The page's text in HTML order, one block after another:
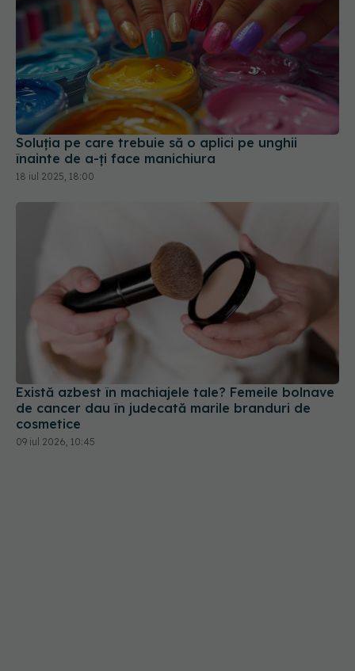
Soluția pe care trebuie să o aplici pe unghii
înainte de a-ți face manichiura
18 iul 2025, 18:00
Există azbest în machiajele tale? Femeile bolnave
de cancer dau în judecată marile branduri de
cosmetice
09 iul 2026, 10:45